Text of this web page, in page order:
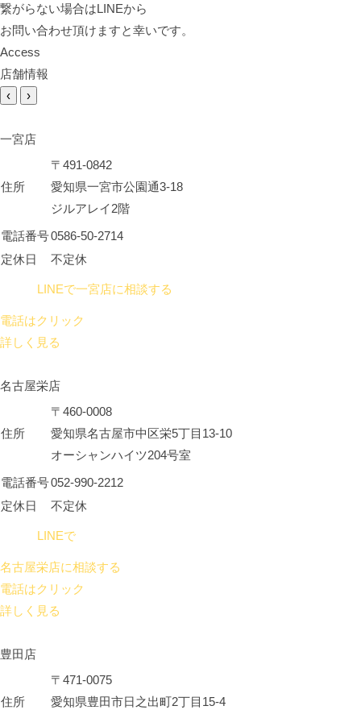
繋がらない場合はLINEから
お問い合わせ頂けますと幸いです。
Access
店舗情報
‹
›
一宮店
住所
〒491-0842
愛知県一宮市公園通3-18
ジルアレイ2階
電話番号0586-50-2714
定休日
不定休
LINEで一宮店に相談する
電話はクリック
詳しく見る
名古屋栄店
住所
〒460-0008
愛知県名古屋市中区栄5丁目13-10
オーシャンハイツ204号室
電話番号052-990-2212
定休日
不定休
LINEで
名古屋栄店に相談する
電話はクリック
詳しく見る
豊田店
住所
〒471-0075
愛知県豊田市日之出町2丁目15-4